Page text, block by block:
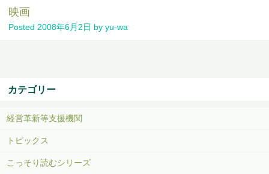
映画
Posted 2008年6月2日 by yu-wa
カテゴリー
経営革新等支援機関
トピックス
こっそり読むシリーズ